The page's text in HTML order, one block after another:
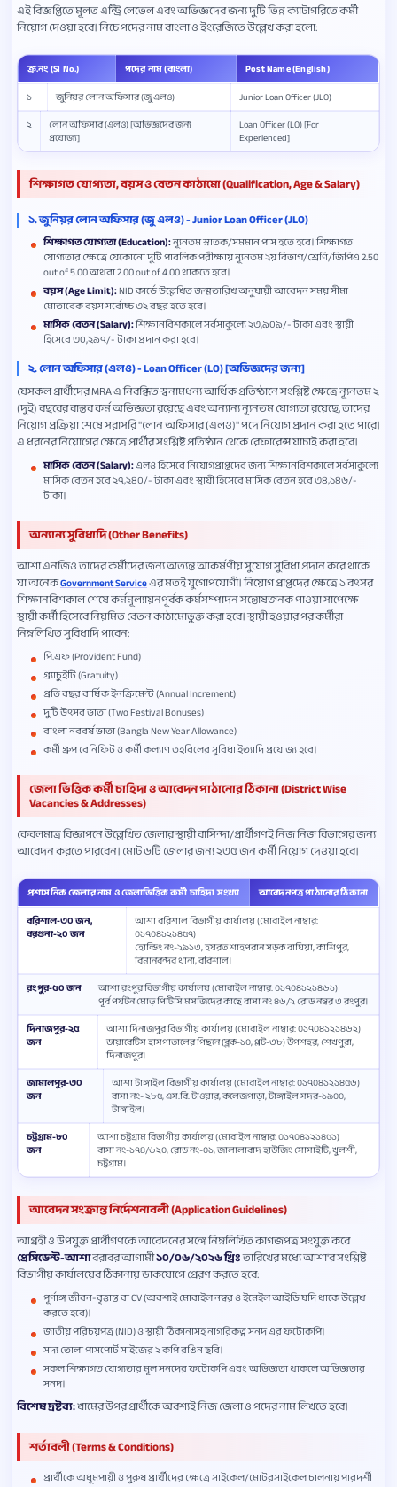
এই বিজ্ঞপ্তিতে মূলত এন্ট্রি লেভেল এবং অভিজ্ঞদের জন্য দুটি ভিন্ন ক্যাটাগরিতে কর্মী
নিয়োগ দেওয়া হবে। নিচে পদের নাম বাংলা ও ইংরেজিতে উল্লেখ করা হলো:
ক্র.নং (Sl No.) পদের নাম (বাংলা)
Post Name (English)
১
জুনিয়র লোন অফিসার (জু এলও)
Junior Loan Officer (JLO)
২
লোন অফিসার (এলও) [অভিজ্ঞদের জন্য
প্রযোজ্য]
Loan Officer (LO) [For
Experienced]
শিক্ষাগত যোগ্যতা, বয়স ও বেতন কাঠামো (Qualification, Age & Salary)
১. জুনিয়র লোন অফিসার (জু এলও) - Junior Loan Officer (JLO)
শিক্ষাগত যোগ্যতা (Education):ন্যূনতম স্নাতক/সমমান পাস হতে হবে। শিক্ষাগত
যোগ্যতার ক্ষেত্রে যেকোনো দুটি পাবলিক পরীক্ষায় ন্যূনতম ২য় বিভাগ/শ্রেণি/জিপিএ 2.50
out of 5.00 অথবা 2.00 out of 4.00 থাকতে হবে।
বয়স (Age Limit):NID কার্ডে উল্লেখিত জন্মতারিখ অনুযায়ী আবেদন সময় সীমা
মোতাবেক বয়স সর্বোচ্চ ৩২ বছর হতে হবে।
মাসিক বেতন (Salary):শিক্ষানবিশকালে সর্বসাকুল্যে ২৩,৯০৯/- টাকা এবং স্থায়ী
হিসেবে ৩০,২৯৭/- টাকা প্রদান করা হবে।
২. লোন অফিসার (এলও) - Loan Officer (LO) [অভিজ্ঞদের জন্য]
যেসকল প্রার্থীদের MRA এ নিবন্ধিত স্বনামধন্য আর্থিক প্রতিষ্ঠানে সংশ্লিষ্ট ক্ষেত্রে ন্যূনতম ২
(দুই) বছরের বাস্তব কর্ম অভিজ্ঞতা রয়েছে এবং অন্যান্য ন্যূনতম যোগ্যতা রয়েছে, তাদের
নিয়োগ প্রক্রিয়া শেষে সরাসরি "লোন অফিসার (এলও)" পদে নিয়োগ প্রদান করা হতে পারে।
এ ধরনের নিয়োগের ক্ষেত্রে প্রার্থীর সংশ্লিষ্ট প্রতিষ্ঠান থেকে রেফারেন্স যাচাই করা হবে।
মাসিক বেতন (Salary):এলও হিসেবে নিয়োগপ্রাপ্তদের জন্য শিক্ষানবিশকালে সর্বসাকুল্যে
মাসিক বেতন হবে ২৭,২৪০/- টাকা এবং স্থায়ী হিসেবে মাসিক বেতন হবে ৩৪,১৪৬/-
টাকা।
অন্যান্য সুবিধাদি (Other Benefits)
আশা এনজিও তাদের কর্মীদের জন্য অত্যন্ত আকর্ষণীয় সুযোগ সুবিধা প্রদান করে থাকে
যা অনেকGovernment Serviceএর মতই যুগোপযোগী। নিয়োগ প্রাপ্তদের ক্ষেত্রে ১ বৎসর
শিক্ষানবিশকাল শেষে কর্মমূল্যায়নপূর্বক কর্মসম্পাদন সন্তোষজনক পাওয়া সাপেক্ষে
স্থায়ী কর্মী হিসেবে নিয়মিত বেতন কাঠামোভুক্ত করা হবে। স্থায়ী হওয়ার পর কর্মীরা
নিম্নলিখিত সুবিধাদি পাবেন:
পি.এফ (Provident Fund)
গ্র্যাচুইটি (Gratuity)
প্রতি বছর বার্ষিক ইনক্রিমেন্ট (Annual Increment)
দুটি উৎসব ভাতা (Two Festival Bonuses)
বাংলা নববর্ষ ভাতা (Bangla New Year Allowance)
কর্মী গ্রুপ বেনিফিট ও কর্মী কল্যাণ তহবিলের সুবিধা ইত্যাদি প্রযোজ্য হবে।
জেলা ভিত্তিক কর্মী চাহিদা ও আবেদন পাঠানোর ঠিকানা (District Wise
Vacancies & Addresses)
কেবলমাত্র বিজ্ঞাপনে উল্লেখিত জেলার স্থায়ী বাসিন্দা/প্রার্থীগণই নিজ নিজ বিভাগের জন্য
আবেদন করতে পারবেন। মোট ৬টি জেলার জন্য ২৩৫ জন কর্মী নিয়োগ দেওয়া হবে।
প্রশাসনিক জেলার নাম ও জেলাভিত্তিক কর্মী চাহিদা সংখ্যা
আবেদনপত্র পাঠানোর ঠিকানা
বরিশাল-৩০ জন,
বরগুনা-২০ জন
আশা বরিশাল বিভাগীয় কার্যালয় (মোবাইল নাম্বার:
০১৭০৪১২১৪৫৭)
হোল্ডিং নং-২৯১৩, হযরত শাহপরান সড়ক বাঘিয়া, কাশিপুর,
বিমানবন্দর থানা, বরিশাল।
রংপুর-৫০ জন
আশা রংপুর বিভাগীয় কার্যালয় (মোবাইল নাম্বার: ০১৭০৪১২১৪৬১)
পূর্ব পর্যটন মোড় পিটিসি মসজিদের কাছে বাসা নং ৪৬/২ রোড নম্বর ৩ রংপুর।
দিনাজপুর-২৫
জন
আশা দিনাজপুর বিভাগীয় কার্যালয় (মোবাইল নাম্বার: ০১৭০৪১২১৪৬২)
ডায়াবেটিস হাসপাতালের পিছনে (ব্লক-১০, প্লট-৩৮) উপশহর, শেখপুরা,
দিনাজপুর।
জামালপুর-৩০
জন
আশা টাঙ্গাইল বিভাগীয় কার্যালয় (মোবাইল নাম্বার: ০১৭০৪১২১৪৫৬)
বাসা নং- ২৮৫, এস.বি. টাওয়ার, কলেজপাড়া, টাঙ্গাইল সদর-১৯০০,
টাঙ্গাইল।
চট্টগ্রাম-৮০
জন
আশা চট্টগ্রাম বিভাগীয় কার্যালয় (মোবাইল নাম্বার: ০১৭০৪১২১৪৫১)
বাসা নং-১৭৪/৬২০, রোড নং-০১, জালালাবাদ হাউজিং সোসাইটি, খুলশী,
চট্টগ্রাম।
আবেদন সংক্রান্ত নির্দেশনাবলী (Application Guidelines)
আগ্রহী ও উপযুক্ত প্রার্থীগণকে আবেদনের সঙ্গে নিম্নলিখিত কাগজপত্র সংযুক্ত করে
প্রেসিডেন্ট-আশাবরাবর আগামী১০/০৬/২০২৬ খ্রিঃতারিখের মধ্যে আশা'র সংশ্লিষ্ট
বিভাগীয় কার্যালয়ের ঠিকানায় ডাকযোগে প্রেরণ করতে হবে:
পূর্ণাঙ্গ জীবন-বৃত্তান্ত বা CV (অবশ্যই মোবাইল নম্বর ও ইমেইল আইডি যদি থাকে উল্লেখ
করতে হবে)।
জাতীয় পরিচয়পত্র (NID) ও স্থায়ী ঠিকানাসহ নাগরিকত্ব সনদ এর ফটোকপি।
সদ্য তোলা পাসপোর্ট সাইজের ২ কপি রঙিন ছবি।
সকল শিক্ষাগত যোগ্যতার মূল সনদের ফটোকপি এবং অভিজ্ঞতা থাকলে অভিজ্ঞতার
সনদ।
বিশেষ দ্রষ্টব্য:খামের উপর প্রার্থীকে অবশ্যই নিজ জেলা ও পদের নাম লিখতে হবে।
শর্তাবলী (Terms & Conditions)
প্রার্থীকে অধূমপায়ী ও পুরুষ প্রার্থীদের ক্ষেত্রে সাইকেল/মোটরসাইকেল চালনায় পারদর্শী